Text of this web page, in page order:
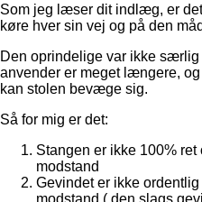
Som jeg læser dit indlæg, er
køre hver sin vej og på den
Den oprindelige var ikke
anvender er meget længere,
kan stolen bevæge sig.
Så for mig er det:
Stangen er ikke 100%
modstand
Gevindet er ikke
modstand ( den slags